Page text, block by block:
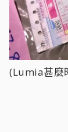
(Lumia甚麼